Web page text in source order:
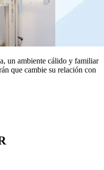
un ambiente cálido y familiar
que cambie su relación con